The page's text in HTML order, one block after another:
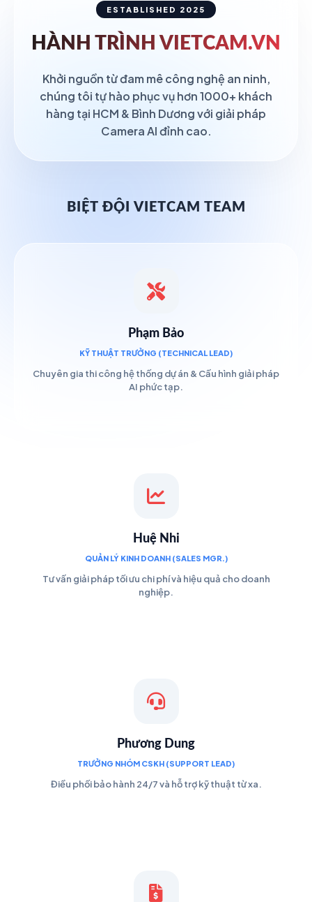
ESTABLISHED 2025
HÀNH TRÌNH VIETCAM.VN
Khởi nguồn từ đam mê công nghệ an ninh,
chúng tôi tự hào phục vụ hơn 1000+ khách
hàng tại HCM & Bình Dương với giải pháp
Camera AI đỉnh cao.
BIỆT ĐỘI VIETCAM TEAM
Phạm Bảo
KỸ THUẬT TRƯỞNG (TECHNICAL LEAD)
Chuyên gia thi công hệ thống dự án & Cấu hình giải pháp
AI phức tạp.
Huệ Nhi
QUẢN LÝ KINH DOANH (SALES MGR.)
Tư vấn giải pháp tối ưu chi phí và hiệu quả cho doanh
nghiệp.
Phương Dung
TRƯỞNG NHÓM CSKH (SUPPORT LEAD)
Điều phối bảo hành 24/7 và hỗ trợ kỹ thuật từ xa.